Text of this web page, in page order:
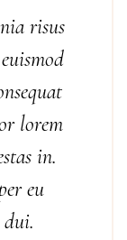
risus
lorem
in.
eu